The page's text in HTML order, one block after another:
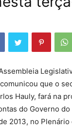
que o
Hauly, fará na
do Governo
2013, no Plenário